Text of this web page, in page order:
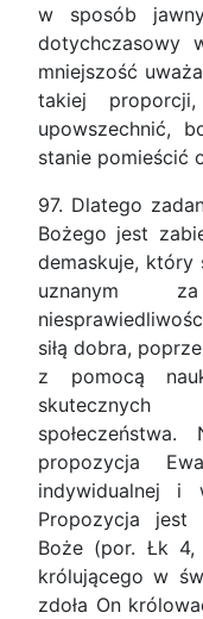
w sposób
dotychczasowy
mniejszość
takiej
upowszechnić,
stanie pomieścić
97. Dlatego
Bożego jest
demaskuje, który
uznanym
siłą dobra,
z pomocą
skutecznych
propozycja
indywidualnej i
Propozycja jest
Boże (por. Łk 4,
królującego w
zdoła On